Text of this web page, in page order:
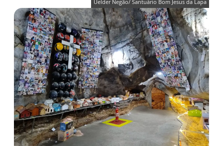
Uelder Negão/ Santuário Bom Jesus da Lapa